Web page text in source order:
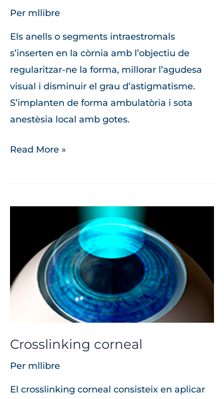
Per mllibre
Els anells o segments intraestromals
s’inserten en la còrnia amb l’objectiu de
regularitzar-ne la forma, millorar l’agudesa
visual i disminuir el grau d’astigmatisme.
S’implanten de forma ambulatòria i sota
anestèsia local amb gotes.
Read More »
Crosslinking corneal
Per mllibre
El crosslinking corneal consisteix en aplicar